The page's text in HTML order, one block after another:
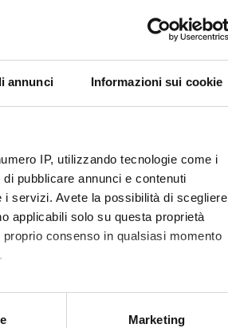
annunci Informazioni sui cookie
IP, utilizzando tecnologie come i
pubblicare annunci e contenuti
servizi. Avete la possibilità di scegliere
applicabili solo su questa proprietà
consenso in qualsiasi momento
di qualche metro,Marketing